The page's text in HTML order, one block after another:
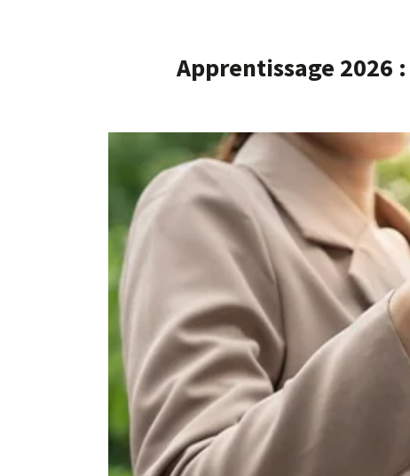
Apprentissage 2026